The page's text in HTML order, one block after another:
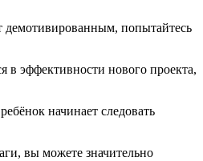
попытайтесь
в эффективности нового проекта,
начинает следовать
вы можете значительно